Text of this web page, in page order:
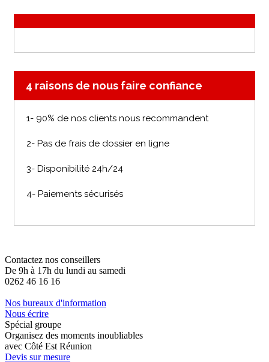
4 raisons de nous faire confiance
1- 90% de nos clients nous recommandent
2- Pas de frais de dossier en ligne
3- Disponibilité 24h/24
4- Paiements sécurisés
Contactez nos conseillers
De 9h à 17h du lundi au samedi
0262 46 16 16
Nos bureaux d'information
Nous écrire
Spécial groupe
Organisez des moments inoubliables
avec Côté Est Réunion
Devis sur mesure